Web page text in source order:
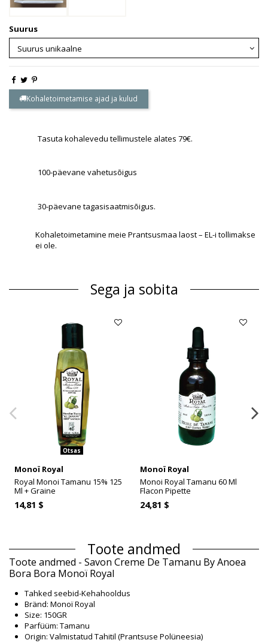
Suurus
Kohaletoimetamise ajad ja kulud
Tasuta kohalevedu tellimustele alates 79€.
100-päevane vahetusõigus
30-päevane tagasisaatmisõigus.
Kohaletoimetamine meie Prantsusmaa laost – EL-i tollimakse
ei ole.
Sega ja sobita
Otsas
Monoï Royal
Royal Monoi Tamanu 15% 125
Ml + Graine
14,81 $
Monoï Royal
Monoi Royal Tamanu 60 Ml
Flacon Pipette
24,81 $
Toote andmed
Toote andmed - Savon Creme De Tamanu By Anoea
Bora Bora Monoï Royal
Tahked seebid-Kehahooldus
Bränd: Monoï Royal
Size: 150GR
Parfüüm: Tamanu
Origin: Valmistatud Tahitil (Prantsuse Polüneesia)